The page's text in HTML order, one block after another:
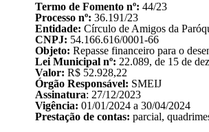
Termo de Fomento nº: 44/23
Processo nº: 36.191/23
Entidade: Círculo de Amigos da
CNPJ: 54.166.616/0001-66
Objeto: Repasse financeiro para o
Lei Municipal nº: 22.089, de 15 de
Valor: R$ 52.928,22
Órgão Responsável: SMEIJ
Assinatura: 27/12/2023
Vigência: 01/01/2024 a 30/04/2024
Prestação de contas: parcial,